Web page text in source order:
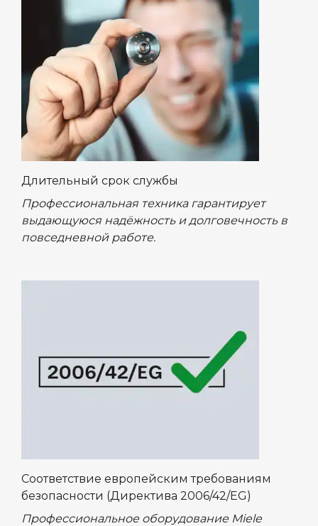
Длительный срок службы
Профессиональная техника гарантирует
выдающуюся надёжность и долговечность в
повседневной работе.
Соответствие европейским требованиям
безопасности (Директива 2006/42/EG)
Профессиональное оборудование Miele